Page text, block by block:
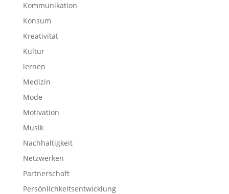
Kommunikation
Konsum
Kreativität
Kultur
lernen
Medizin
Mode
Motivation
Musik
Nachhaltigkeit
Netzwerken
Partnerschaft
Persönlichkeitsentwicklung